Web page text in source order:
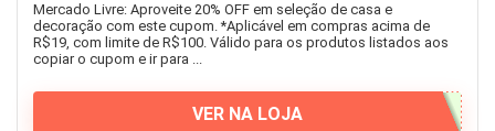
Mercado Livre: Aproveite 20% OFF em seleção de casa e
decoração com este cupom. *Aplicável em compras acima de
R$19, com limite de R$100. Válido para os produtos listados aos
copiar o cupom e ir para ...
VER NA LOJA